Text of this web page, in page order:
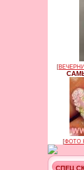
[
[ФОТО
СПЕЦ